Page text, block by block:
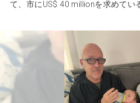
て、市にUS$ 40 millionを求めてい